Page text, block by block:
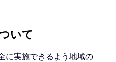
いて
に実施できるよう地域の